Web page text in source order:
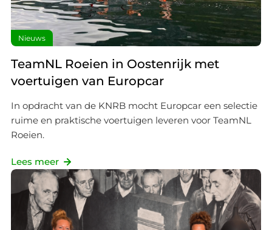
Nieuws
TeamNL Roeien in Oostenrijk met
voertuigen van Europcar
In opdracht van de KNRB mocht Europcar een selectie
ruime en praktische voertuigen leveren voor TeamNL
Roeien.
Lees meer